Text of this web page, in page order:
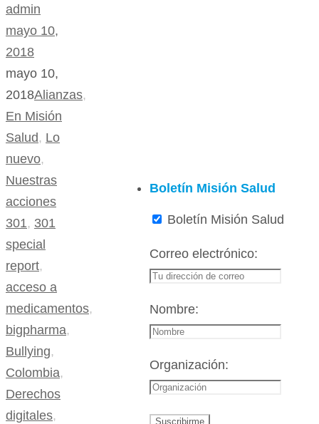
admin
mayo 10,
2018
mayo 10,
2018Alianzas,
En Misión
Salud , Lo
nuevo,
Nuestras
acciones
301, 301
special
report,
acceso a
medicamentos,
bigpharma,
Bullying,
Colombia,
Derechos
digitales,
Boletín Misión Salud
Boletín Misión Salud
Correo electrónico:
Nombre:
Organización: